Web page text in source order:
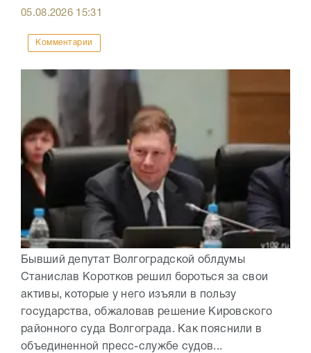
05.08.2026 15:31
Комментарии
Бывший депутат Волгоградской облдумы
Станислав Коротков решил бороться за свои
активы, которые у него изъяли в пользу
государства, обжаловав решение Кировского
районного суда Волгограда. Как пояснили в
объединенной пресс-службе судов...